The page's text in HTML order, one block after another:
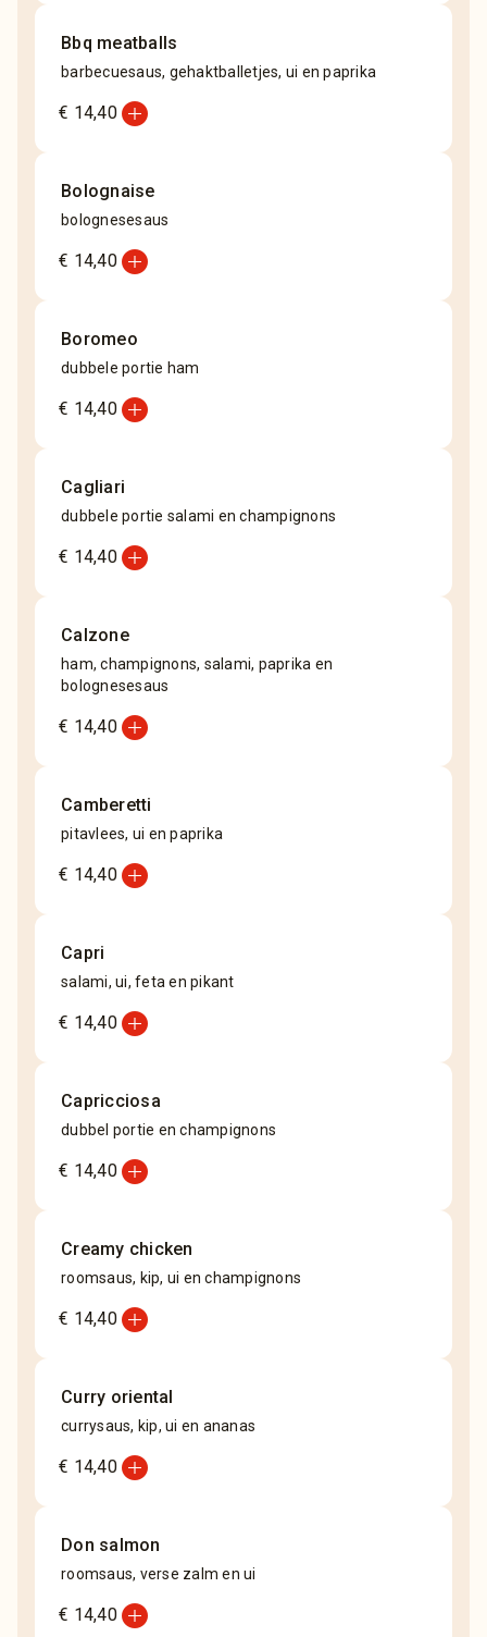
Bbq meatballs
barbecuesaus, gehaktballetjes, ui en paprika
€ 14,40add_circle
Bolognaise
bolognesesaus
€ 14,40add_circle
Boromeo
dubbele portie ham
€ 14,40add_circle
Cagliari
dubbele portie salami en champignons
€ 14,40add_circle
Calzone
ham, champignons, salami, paprika en
bolognesesaus
€ 14,40add_circle
Camberetti
pitavlees, ui en paprika
€ 14,40add_circle
Capri
salami, ui, feta en pikant
€ 14,40add_circle
Capricciosa
dubbel portie en champignons
€ 14,40add_circle
Creamy chicken
roomsaus, kip, ui en champignons
€ 14,40add_circle
Curry oriental
currysaus, kip, ui en ananas
€ 14,40add_circle
Don salmon
roomsaus, verse zalm en ui
€ 14,40add_circle